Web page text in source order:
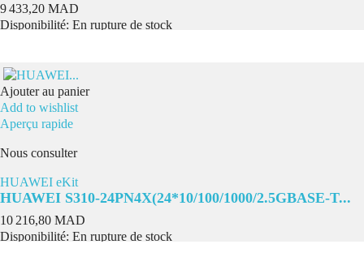
Prix
9 433,20 MAD
Disponibilité: En rupture de stock
Ajouter au panier
Add to wishlist
Aperçu rapide
Nous consulter
HUAWEI eKit
HUAWEI S310-24PN4X(24*10/100/1000/2.5GBASE-T...
Prix
10 216,80 MAD
Disponibilité: En rupture de stock